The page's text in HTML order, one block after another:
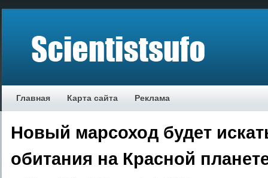
Главная Карта сайта Реклама
Новый марсоход будет
обитания на Красной